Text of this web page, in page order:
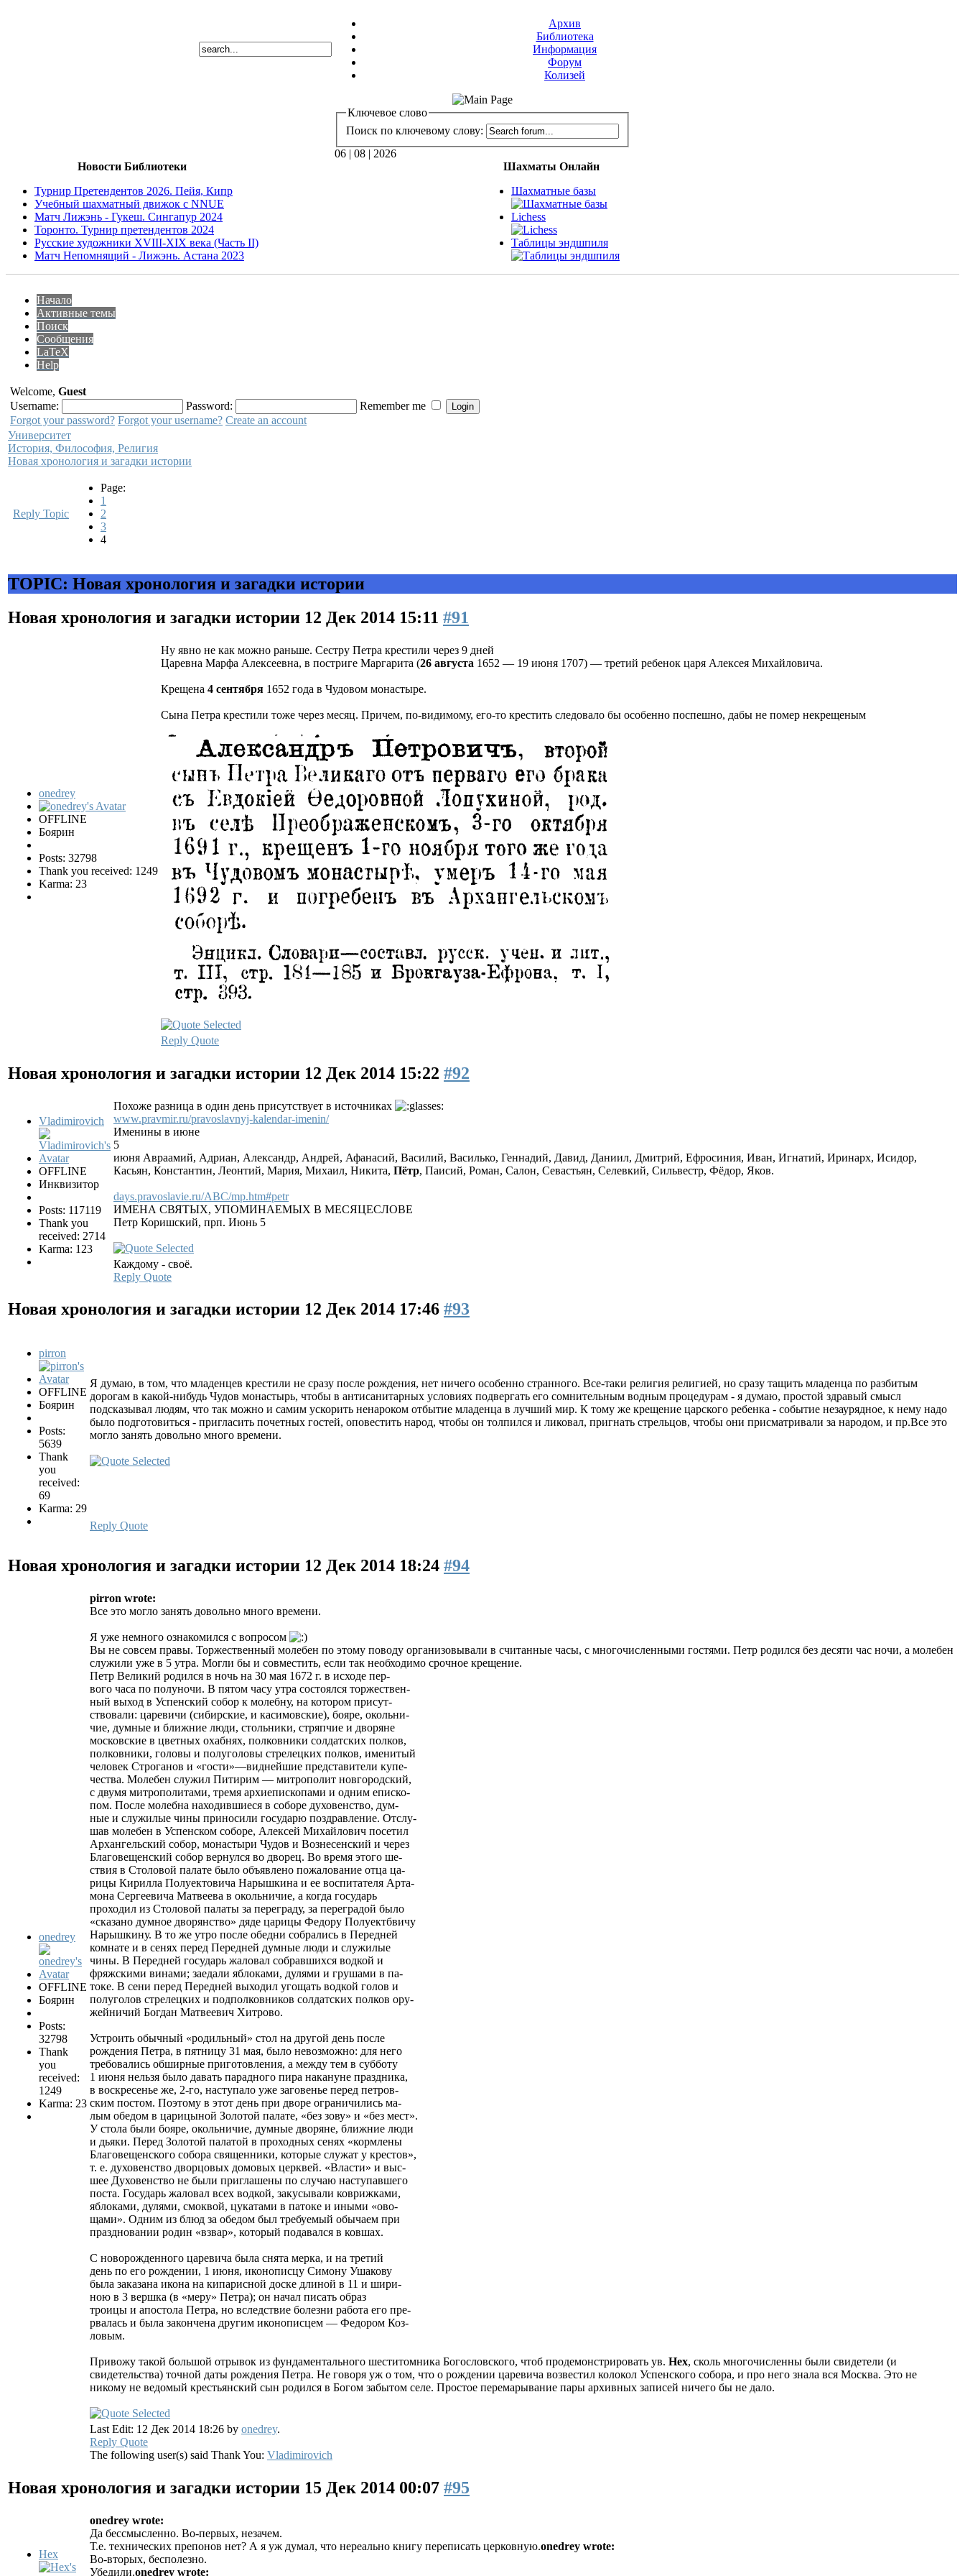
Архив
Библиотека
Информация
Форум
Колизей
Ключевое слово
Поиск по ключевому слову:
06 | 08 | 2026
Новости Библиотеки
Турнир Претендентов 2026. Пейя, Кипр
Учебный шахматный движок с NNUE
Матч Лижэнь - Гукеш. Сингапур 2024
Торонто. Турнир претендентов 2024
Русские художники XVIII-XIX века (Часть II)
Матч Непомнящий - Лижэнь. Астана 2023
Шахматы Онлайн
Шахматные базы
Lichess
Таблицы эндшпиля
Начало
Активные темы
Поиск
Сообщения
LaTeX
Help
Welcome, Guest
Username:
Password:
Remember me
Forgot your password? Forgot your username? Create an account
Университет
История, Философия, Религия
Новая хронология и загадки истории
Reply Topic
Page:
1
2
3
4
TOPIC: Новая хронология и загадки истории
Новая хронология и загадки истории 12 Дек 2014 15:11 #91
onedrey
OFFLINE
Боярин
Posts: 32798
Thank you received: 1249
Karma: 23
Ну явно не как можно раньше. Сестру Петра крестили через 9 дней
Царевна Марфа Алексеевна, в постриге Маргарита (26 августа 1652 — 19 июня 1707) — третий ребенок царя Алексея Михайловича.
Крещена 4 сентября 1652 года в Чудовом монастыре.
Сына Петра крестили тоже через месяц. Причем, по-видимому, его-то крестить следовало бы особенно поспешно, дабы не помер некрещеным
Reply Quote
Новая хронология и загадки истории 12 Дек 2014 15:22 #92
Vladimirovich
OFFLINE
Инквизитор
Posts: 117119
Thank you
received: 2714
Karma: 123
Похоже разница в один день присутствует в источниках
www.pravmir.ru/pravoslavnyj-kalendar-imenin/
Именины в июне
5
июня Авраамий, Адриан, Александр, Андрей, Афанасий, Василий, Василько, Геннадий, Давид, Даниил, Дмитрий, Ефросиния, Иван, Игнатий, Иринарх, Исидор,
Касьян, Константин, Леонтий, Мария, Михаил, Никита, Пётр, Паисий, Роман, Салон, Севастьян, Селевкий, Сильвестр, Фёдор, Яков.
days.pravoslavie.ru/ABC/mp.htm#petr
ИМЕНА СВЯТЫХ, УПОМИНАЕМЫХ В МЕСЯЦЕСЛОВЕ
Петр Коришский, прп. Июнь 5
Каждому - своё.
Reply Quote
Новая хронология и загадки истории 12 Дек 2014 17:46 #93
pirron
OFFLINE
Боярин
Posts:
5639
Thank
you
received:
69
Karma: 29
Я думаю, в том, что младенцев крестили не сразу после рождения, нет ничего особенно странного. Все-таки религия религией, но сразу тащить младенца по разбитым
дорогам в какой-нибудь Чудов монастырь, чтобы в антисанитарных условиях подвергать его сомнительным водным процедурам - я думаю, простой здравый смысл
подсказывал людям, что так можно и самим ускорить ненароком отбытие младенца в лучший мир. К тому же крещение царского ребенка - событие незаурядное, к нему надо
было подготовиться - пригласить почетных гостей, оповестить народ, чтобы он толпился и ликовал, пригнать стрельцов, чтобы они присматривали за народом, и пр.Все это
могло занять довольно много времени.
Reply Quote
Новая хронология и загадки истории 12 Дек 2014 18:24 #94
onedrey
OFFLINE
Боярин
Posts:
32798
Thank
you
received:
1249
Karma: 23
pirron wrote:
Все это могло занять довольно много времени.
Я уже немного ознакомился с вопросом
Вы не совсем правы. Торжественный молебен по этому поводу организовывали в считанные часы, с многочисленными гостями. Петр родился без десяти час ночи, а молебен
служили уже в 5 утра. Могли бы и совместить, если так необходимо срочное крещение.
Петр Великий родился в ночь на 30 мая 1672 г. в исходе пер-
вого часа по полуночи. В пятом часу утра состоялся торжествен-
ный выход в Успенский собор к молебну, на котором присут-
ствовали: царевичи (сибирские, и касимовские), бояре, окольни-
чие, думные и ближние люди, стольники, стряпчие и дворяне
московские в цветных охабнях, полковники солдатских полков,
полковники, головы и полуголовы стрелецких полков, именитый
человек Строганов и «гости»—виднейшие представители купе-
чества. Молебен служил Питирим — митрополит новгородский,
с двумя митрополитами, тремя архиепископами и одним еписко-
пом. После молебна находившиеся в соборе духовенство, дум-
ные и служилые чины приносили государю поздравление. Отслу-
шав молебен в Успенском соборе, Алексей Михайлович посетил
Архангельский собор, монастыри Чудов и Вознесенский и через
Благовещенский собор вернулся во дворец. Во время этого ше-
ствия в Столовой палате было объявлено пожалование отца ца-
рицы Кирилла Полуектовича Нарышкина и ее воспитателя Арта-
мона Сергеевича Матвеева в окольничие, а когда государь
проходил из Столовой палаты за переграду, за переградой было
«сказано думное дворянство» дяде царицы Федору Полуектбвичу
Нарышкину. В то же утро после обедни собрались в Передней
комнате и в сенях перед Передней думные люди и служилые
чины. В Передней государь жаловал собравшихся водкой и
фряжскими винами; заедали яблоками, дулями и грушами в па-
токе. В сени перед Передней выходил угощать водкой голов и
полуголов стрелецких и подполковников солдатских полков ору-
жейничий Богдан Матвеевич Хитрово.
Устроить обычный «родильный» стол на другой день после
рождения Петра, в пятницу 31 мая, было невозможно: для него
требовались обширные приготовления, а между тем в субботу
1 июня нельзя было давать парадного пира накануне праздника,
в воскресенье же, 2-го, наступало уже заговенье перед петров-
ским постом. Поэтому в этот день при дворе ограничились ма-
лым обедом в царицыной Золотой палате, «без зову» и «без мест».
У стола были бояре, окольничие, думные дворяне, ближние люди
и дьяки. Перед Золотой палатой в проходных сенях «кормлены
Благовещенского собора священники, которые служат у крестов»,
т. е. духовенство дворцовых домовых церквей. «Власти» и выс-
шее Духовенство не были приглашены по случаю наступавшего
поста. Государь жаловал всех водкой, закусывали коврижками,
яблоками, дулями, смоквой, цукатами в патоке и иными «ово-
щами». Одним из блюд за обедом был требуемый обычаем при
праздновании родин «взвар», который подавался в ковшах.
С новорожденного царевича была снята мерка, и на третий
день по его рождении, 1 июня, иконописцу Симону Ушакову
была заказана икона на кипарисной доске длиной в 11 и шири-
ною в 3 вершка (в «меру» Петра); он начал писать образ
троицы и апостола Петра, но вследствие болезни работа его пре-
рвалась и была закончена другим иконописцем — Федором Коз-
ловым.
Привожу такой большой отрывок из фундаментального шеститомника Богословского, чтоб продемонстрировать ув. Hex, сколь многочисленны были свидетели (и
свидетельства) точной даты рождения Петра. Не говоря уж о том, что о рождении царевича возвестил колокол Успенского собора, и про него знала вся Москва. Это не
никому не ведомый крестьянский сын родился в Богом забытом селе. Простое перемарывание пары архивных записей ничего бы не дало.
Last Edit: 12 Дек 2014 18:26 by onedrey.
Reply Quote
The following user(s) said Thank You: Vladimirovich
Новая хронология и загадки истории 15 Дек 2014 00:07 #95
Hex
onedrey wrote:
Да бессмысленно. Во-первых, незачем.
Т.е. технических препонов нет? А я уж думал, что нереально книгу переписать церковную.onedrey wrote:
Во-вторых, бесполезно.
Убедили.onedrey wrote: